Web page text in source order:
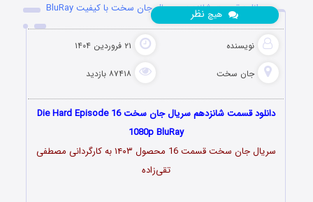
دانلود قسمت شانزدهم سریال جان سخت با کیفیت BluRay
نویسنده ۲۱ فروردین ۱۴۰۴
جان سخت ۸۷۴۱۸ بازدید
هیچ نظر
دانلود قسمت شانزدهم سریال جان سخت Die Hard Episode 16
1080p BluRay
سریال جان سخت قسمت 16 محصول ۱۴۰۳ به کارگردانی مصطفی
تقی‌زاده